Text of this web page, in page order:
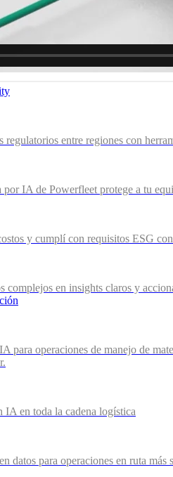
entre regiones con
IA de Powerfleet protege a tu
y cumplí con requisitos ESG
complejos en insights claros y
para operaciones de manejo de
en toda la cadena logística
datos para operaciones en ruta más